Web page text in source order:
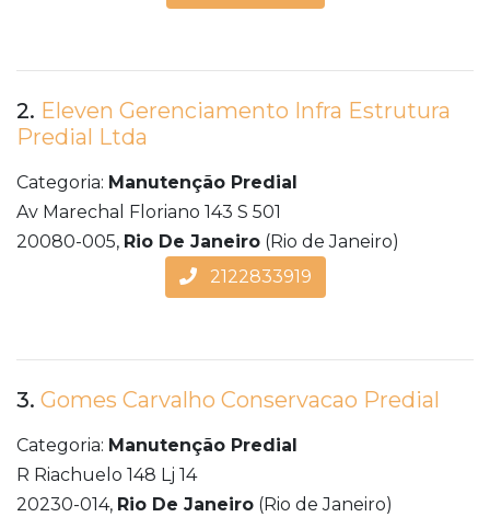
2. Eleven Gerenciamento Infra Estrutura
Predial Ltda
Categoria: Manutenção Predial
Av Marechal Floriano 143 S 501
20080-005, Rio De Janeiro (Rio de Janeiro)
2122833919
3. Gomes Carvalho Conservacao Predial
Categoria: Manutenção Predial
R Riachuelo 148 Lj 14
20230-014, Rio De Janeiro (Rio de Janeiro)